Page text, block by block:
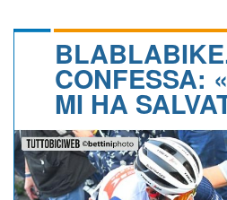
CALENDARIO
ALBI D'ORO
CONFESSA:
MI HA